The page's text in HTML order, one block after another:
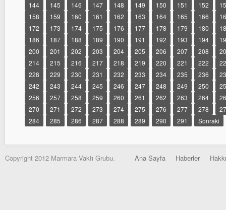
144
145 146 147 148 149 150 151 152
158
159 160 161 162 163 164 165 166
172
173 174 175 176 177 178 179 180
186
187 188 189 190 191 192 193 194
200
201 202 203 204 205 206 207 208
214
215 216 217 218 219 220 221 222
228
229 230 231 232 233 234 235 236
242
243 244 245 246 247 248 249 250
256
257 258 259 260 261 262 263 264
270
271 272 273 274 275 276 277 278
284
285 286 287 288 289 290 291 Sonraki
Copyright 2012 Marmara Vakfı Grubu. Ana Sayfa Haberler